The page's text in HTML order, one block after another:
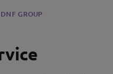
GROUP